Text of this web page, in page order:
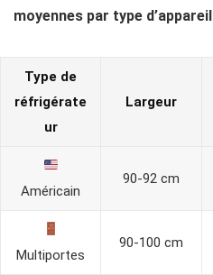
moyennes par type d’appareil
Type de
réfrigérate
ur
Largeur
Américain
90-92 cm
Multiportes
90-100 cm